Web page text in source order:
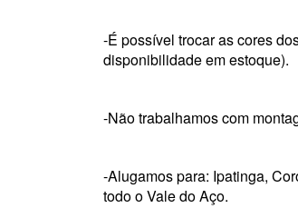
-É possível trocar as cores
disponibilidade em estoque).
-Não trabalhamos com
-Alugamos para: Ipatinga,
todo o Vale do Aço.